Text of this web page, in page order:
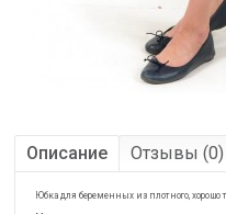
Описание Отзывы (0)
Юбка для беременных из плотного, хорошо